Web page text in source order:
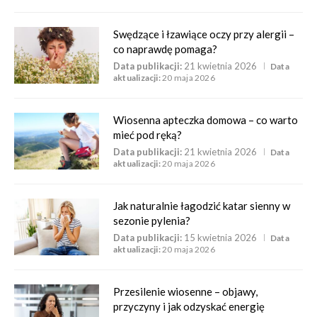
Swędzące i łzawiące oczy przy alergii –
co naprawdę pomaga?
Data publikacji: 21 kwietnia 2026
Data
aktualizacji:20 maja 2026
Wiosenna apteczka domowa – co warto
mieć pod ręką?
Data publikacji: 21 kwietnia 2026
Data
aktualizacji:20 maja 2026
Jak naturalnie łagodzić katar sienny w
sezonie pylenia?
Data publikacji: 15 kwietnia 2026
Data
aktualizacji:20 maja 2026
Przesilenie wiosenne – objawy,
przyczyny i jak odzyskać energię